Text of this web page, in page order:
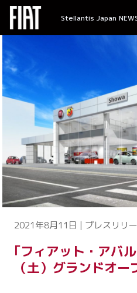
Stellantis Japan
2021年8月11日 | プレスリリ
｢フィアット・アバ
（土）グランドオー